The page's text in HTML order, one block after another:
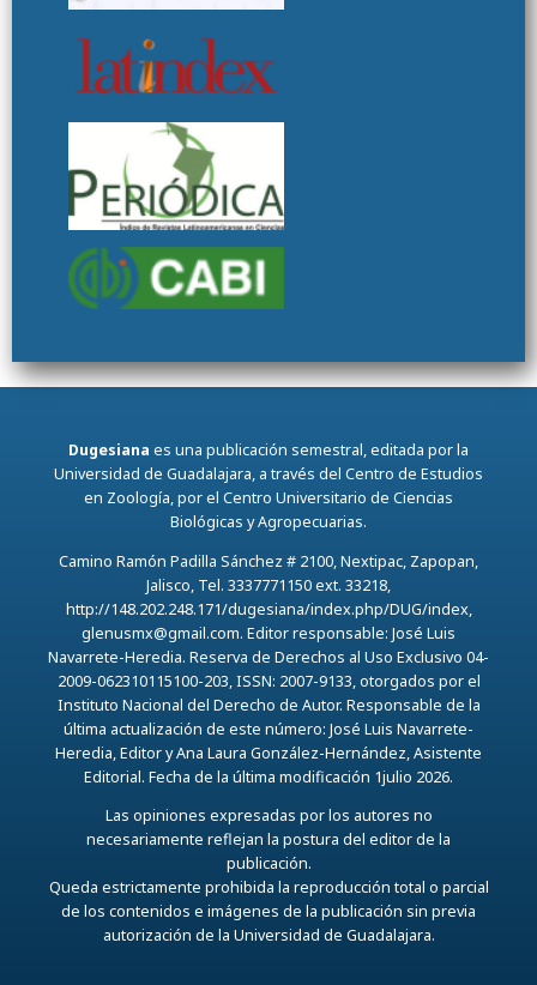
Dugesiana es una publicación semestral, editada por la
Universidad de Guadalajara, a través del Centro de Estudios
en Zoología, por el Centro Universitario de Ciencias
Biológicas y Agropecuarias.
Camino Ramón Padilla Sánchez # 2100, Nextipac, Zapopan,
Jalisco, Tel. 3337771150 ext. 33218,
http://148.202.248.171/dugesiana/index.php/DUG/index,
glenusmx@gmail.com. Editor responsable: José Luis
Navarrete-Heredia. Reserva de Derechos al Uso Exclusivo 04-
2009-062310115100-203, ISSN: 2007-9133, otorgados por el
Instituto Nacional del Derecho de Autor. Responsable de la
última actualización de este número: José Luis Navarrete-
Heredia, Editor y Ana Laura González-Hernández, Asistente
Editorial. Fecha de la última modificación 1julio 2026.
Las opiniones expresadas por los autores no
necesariamente reflejan la postura del editor de la
publicación.
Queda estrictamente prohibida la reproducción total o parcial
de los contenidos e imágenes de la publicación sin previa
autorización de la Universidad de Guadalajara.